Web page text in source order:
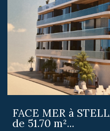
FACE MER à
de 51.70 m²...